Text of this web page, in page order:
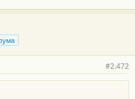
#2.472